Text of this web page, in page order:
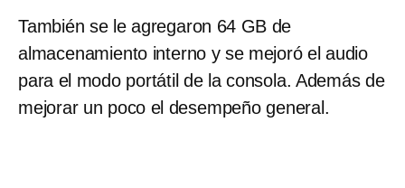
También se le agregaron 64 GB de
almacenamiento interno y se mejoró el audio
para el modo portátil de la consola. Además de
mejorar un poco el desempeño general.